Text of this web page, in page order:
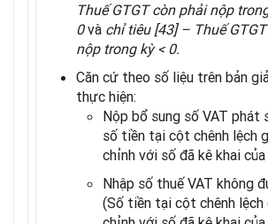
Thuế GTGT còn phải nộp
0và chỉ tiêu [43] – Thuế
nộp trong kỳ < 0.
Căn cứ theo số liệu trên bản
thực hiện:
Nộp bổ sung số VAT phát
số tiền tại cột chênh lệch
chỉnh với số đã kê khai của
Nhập số thuế VAT không
(Số tiền tại cột chênh lệch